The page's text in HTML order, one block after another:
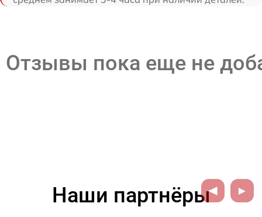
Отзывы пока еще не
Наши партнёры